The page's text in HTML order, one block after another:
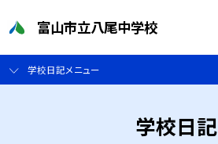
富山市立八尾中学校
学校日記メニュー
学校日記